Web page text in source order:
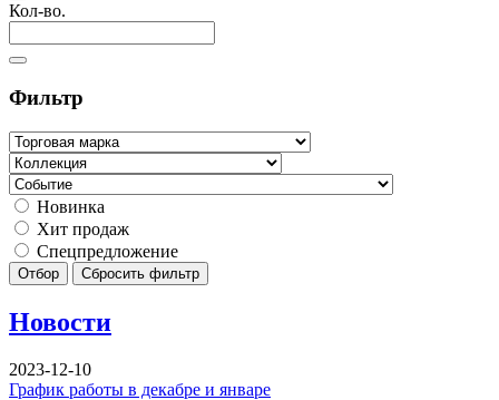
Кол-во.
Фильтр
Новинка
Хит продаж
Спецпредложение
Отбор Сбросить фильтр
Новости
2023-12-10
График работы в декабре и январе